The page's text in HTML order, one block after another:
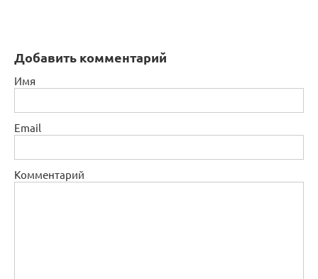
Добавить комментарий
Имя
Email
Комментарий